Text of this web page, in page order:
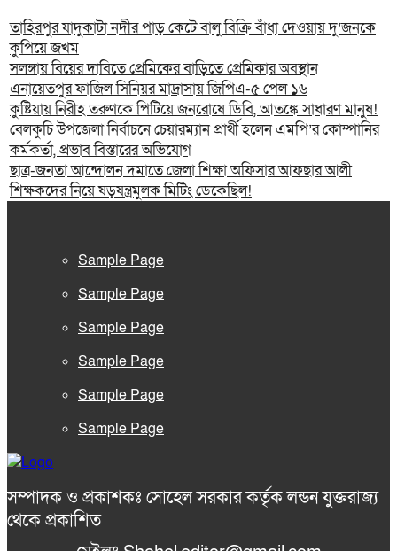
তাহিরপুর যাদুকাটা নদীর পাড় কেটে বালু বিক্রি বাঁধা দেওয়ায় দু’জনকে
কুপিয়ে জখম
সলঙ্গায় বিয়ের দাবিতে প্রেমিকের বাড়িতে প্রেমিকার অবস্থান
এনায়েতপুর ফাজিল সিনিয়র মাদ্রাসায় জিপিএ-৫ পেল ১৬
কুষ্টিয়ায় নিরীহ তরুণকে পিটিয়ে জনরোষে ডিবি, আতঙ্কে সাধারণ মানুষ!
বেলকুচি উপজেলা নির্বাচনে চেয়ারম্যান প্রার্থী হলেন এমপি’র কোম্পানির
কর্মকর্তা, প্রভাব বিস্তারের অভিযোগ
ছাত্র-জনতা আন্দোলন দমাতে জেলা শিক্ষা অফিসার আফছার আলী
শিক্ষকদের নিয়ে ষড়যন্ত্রমুলক মিটিং ডেকেছিল!
Sample Page
Sample Page
Sample Page
Sample Page
Sample Page
Sample Page
সম্পাদক ও প্রকাশকঃ সোহেল সরকার কর্তৃক লন্ডন যুক্তরাজ্য
থেকে প্রকাশিত